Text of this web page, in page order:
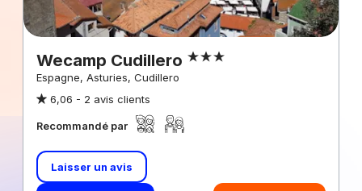
Wecamp Cudillero
Espagne, Asturies, Cudillero
6,06 - 2 avis clients
Recommandé par
Laisser un avis